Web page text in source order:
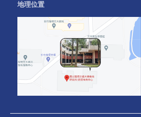
地理位置